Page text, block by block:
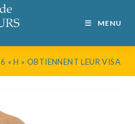
MENU
6 « H » OBTIENNENT LEUR VISA